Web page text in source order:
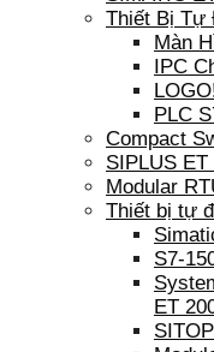
Thiết Bị Tự
Màn
IPC
PLC
Compact
SIPLUS ET
Modular
Thiết bị tự
S7-
ET